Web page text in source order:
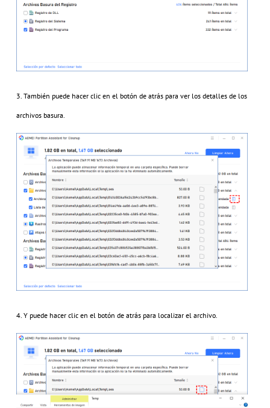
3. También puede hacer clic en el botón de atrás para ver los detalles de los
archivos basura.
4. Y puede hacer clic en el botón de atrás para localizar el archivo.